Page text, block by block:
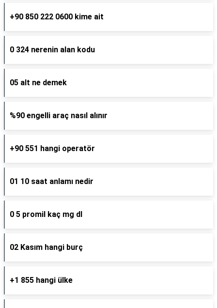
+90 850 222 0600 kime ait
0 324 nerenin alan kodu
05 alt ne demek
%90 engelli araç nasıl alınır
+90 551 hangi operatör
01 10 saat anlamı nedir
0 5 promil kaç mg dl
02 Kasım hangi burç
+1 855 hangi ülke